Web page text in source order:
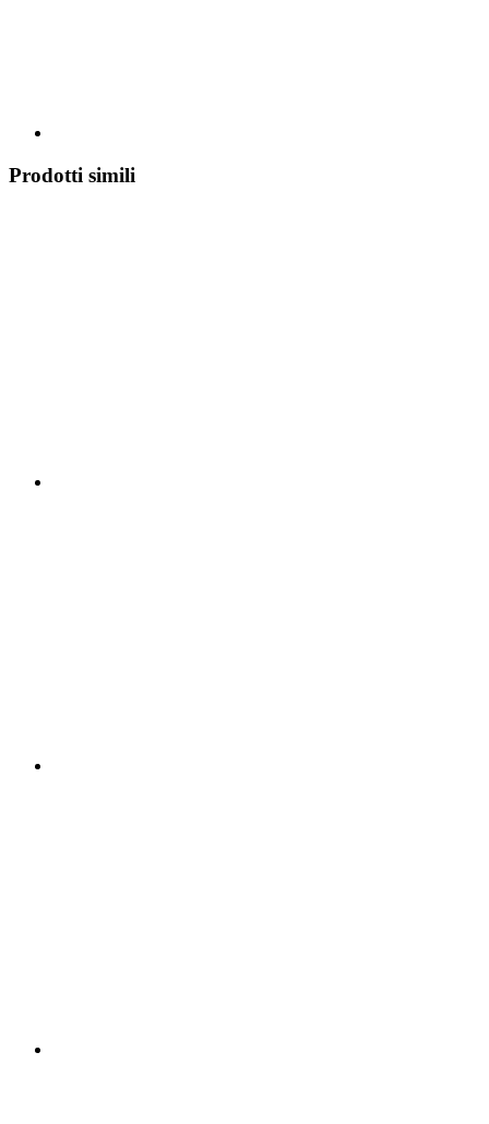
Prodotti simili